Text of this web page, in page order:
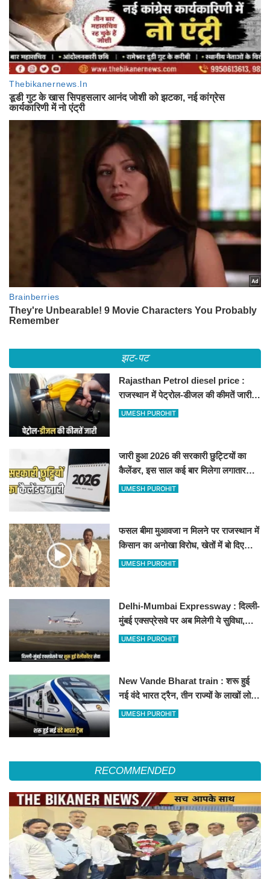
झट-पट
Rajasthan Petrol diesel price :
राजस्थान में पेट्रोल-डीजल की कीमतें जारी,
जानिए बीकानेर समेत पुरे प्रदेश में नए रेट
UMESH PUROHIT
जारी हुआ 2026 की सरकारी छुट्टियों का
कैलेंडर, इस साल कई बार मिलेगा लगातार
अवकाश, देखें
UMESH PUROHIT
फसल बीमा मुआवजा न मिलने पर राजस्थान में
किसान का अनोखा विरोध, खेतों में बो दिए
500-500 रुपए के नोट, वीडियो वायरल
UMESH PUROHIT
Delhi-Mumbai Expressway : दिल्ली-
मुंबई एक्सप्रेसवे पर अब मिलेगी ये सुविधा,
हेलीकॉप्टर सर्विस से तुरंत घायल पहुंचेगा
UMESH PUROHIT
New Vande Bharat train : शरू हुई
नई वंदे भारत ट्रैन, तीन राज्यों के लाखों लोगों
का सफर होगा आसान, देखें पूरा रूटमैप
UMESH PUROHIT
RECOMMENDED